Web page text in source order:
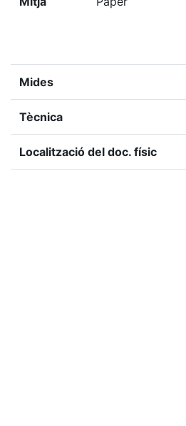
Mides
Tècnica
Localització del doc. físic